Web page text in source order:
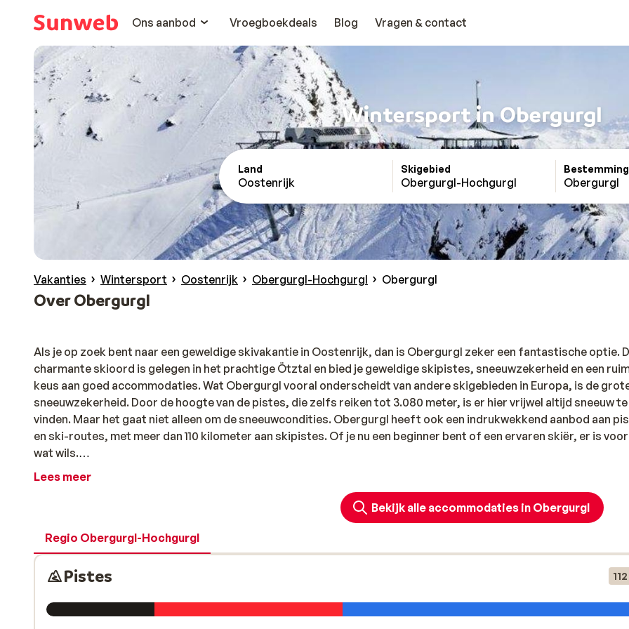
Ons aanbod
Vroegboekdeals Blog Vragen & contact
Wintersport in Obergurgl
Land
Oostenrijk
Skigebied
Obergurgl-Hochgurgl
Bestemming
Obergurgl
Vakanties Wintersport Oostenrijk Obergurgl-Hochgurgl Obergurgl
Over Obergurgl
Als je op zoek bent naar een geweldige skivakantie in Oostenrijk, dan is Obergurgl zeker een fantastische optie.
charmante skioord is gelegen in het prachtige Ötztal en bied je geweldige skipistes, sneeuwzekerheid en een
keus aan goed accommodaties. Wat Obergurgl vooral onderscheidt van andere skigebieden in Europa, is de
sneeuwzekerheid. Door de hoogte van de pistes, die zelfs reiken tot 3.080 meter, is er hier vrijwel altijd sneeuw te
vinden. Maar het gaat niet alleen om de sneeuwcondities. Obergurgl heeft ook een indrukwekkend aanbod aan
en ski-routes, met meer dan 110 kilometer aan skipistes. Of je nu een beginner bent of een ervaren skiër, er is
wat wils.
appartementen en chalets, er zijn opties voor alle soorten reizigers. En ook voor wat gezelligheid ben je in
aan het juiste adres. Je vindt hier vele leuke berghutten en deze liggen allemaal direct aan de piste. En samen met
zonnige terrassen en bergrestaurants zorgen zij voor een gezellige atmosfeer, de charme van Obergurgl. Na
terugkomst van de piste kun je gezellig après-skiën in de hotels, bars, stubes met livemuziek en in enkele
Ook kun je een prachtige wandeltocht op sneeuwschoenen maken.
Lees meer
Bekijk alle accommodaties in Obergurgl
Regio Obergurgl-Hochgurgl
Pistes